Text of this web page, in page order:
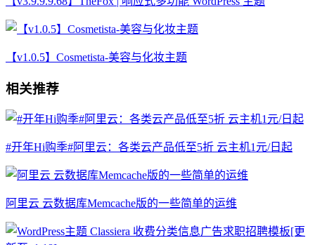
【v1.0.5】Cosmetista-美容与化妆主题
相关推荐
#开年Hi购季#阿里云：各类云产品低至5折 云主机1元/日起
阿里云 云数据库Memcache版的一些简单的运维